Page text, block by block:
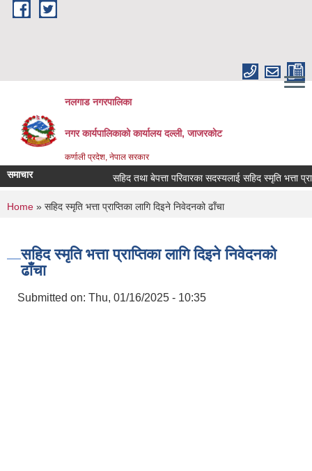
Skip to main content
नलगाड नगरपालिका
नगर कार्यपालिकाको कार्यालय दल्ली, जाजरकाेट
कर्णाली प्रदेश, नेपाल सरकार
समाचार सहिद तथा बेपत्ता परिवारका सदस्यलाई सहिद स्मृति भत्ता
You are here
Home » सहिद स्मृति भत्ता प्राप्तिका लागि दिइने निवेदनको ढाँचा
सहिद स्मृति भत्ता प्राप्तिका लागि दिइने निवेदनको
ढाँचा
Submitted on: Thu, 01/16/2025 - 10:35